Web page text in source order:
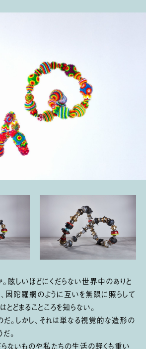
眩しいほどにくだらない世界中のありと
因陀羅網のように互いを無限に照らして
とどまることころを知らない。
。しかし、それは単なる視覚的な造形の
。
らないものや私たちの生活の軽くも重い